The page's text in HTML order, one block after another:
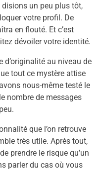
un peu plus tôt,
votre profil. De
en flouté. Et c’est
dévoiler votre identité.
d’originalité au niveau de
tout ce mystère attise
nous-même testé le
nombre de messages
que l’on retrouve
très utile. Après tout,
prendre le risque qu’un
parler du cas où vous